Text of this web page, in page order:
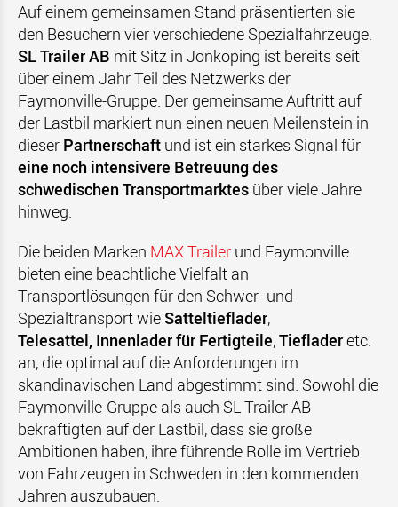
Auf einem gemeinsamen Stand präsentierten sie
den Besuchern vier verschiedene Spezialfahrzeuge.
SL Trailer AB mit Sitz in Jönköping ist bereits seit
über einem Jahr Teil des Netzwerks der
Faymonville-Gruppe. Der gemeinsame Auftritt auf
der Lastbil markiert nun einen neuen Meilenstein in
dieser Partnerschaft und ist ein starkes Signal für
eine noch intensivere Betreuung des
schwedischen Transportmarktes über viele Jahre
hinweg.
Die beiden Marken MAX Trailer und Faymonville
bieten eine beachtliche Vielfalt an
Transportlösungen für den Schwer- und
Spezialtransport wieSatteltieflader,
Telesattel, Innenlader für Fertigteile,Tiefladeretc.
an, die optimal auf die Anforderungen im
skandinavischen Land abgestimmt sind. Sowohl die
Faymonville-Gruppe als auch SL Trailer AB
bekräftigten auf der Lastbil, dass sie große
Ambitionen haben, ihre führende Rolle im Vertrieb
von Fahrzeugen in Schweden in den kommenden
Jahren auszubauen.